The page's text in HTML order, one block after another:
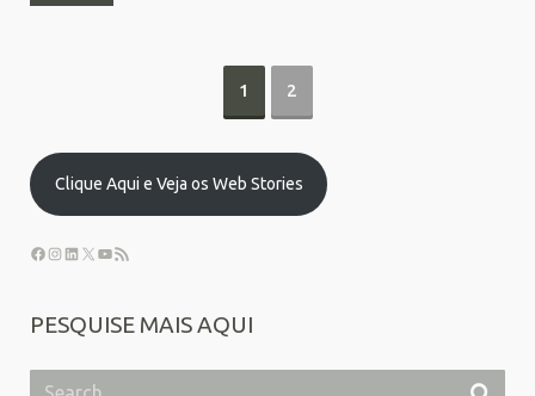
1 2
Clique Aqui e Veja os Web Stories
PESQUISE MAIS AQUI